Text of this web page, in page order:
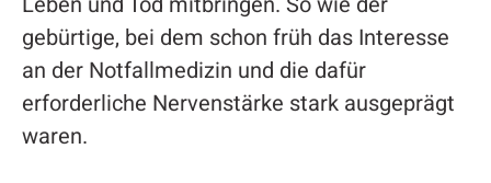
gebürtige, bei dem schon früh das Interesse
an der Notfallmedizin und die dafür
erforderliche Nervenstärke stark ausgeprägt
waren.